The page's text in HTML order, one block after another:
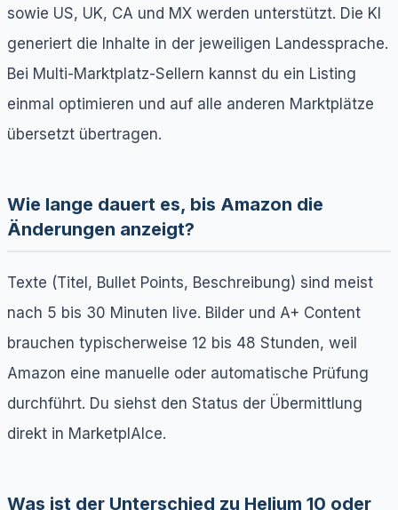
sowie US, UK, CA und MX werden unterstützt. Die KI
generiert die Inhalte in der jeweiligen Landessprache.
Bei Multi-Marktplatz-Sellern kannst du ein Listing
einmal optimieren und auf alle anderen Marktplätze
übersetzt übertragen.
Wie lange dauert es, bis Amazon die
Änderungen anzeigt?
Texte (Titel, Bullet Points, Beschreibung) sind meist
nach 5 bis 30 Minuten live. Bilder und A+ Content
brauchen typischerweise 12 bis 48 Stunden, weil
Amazon eine manuelle oder automatische Prüfung
durchführt. Du siehst den Status der Übermittlung
direkt in MarketplAIce.
Was ist der Unterschied zu Helium 10 oder